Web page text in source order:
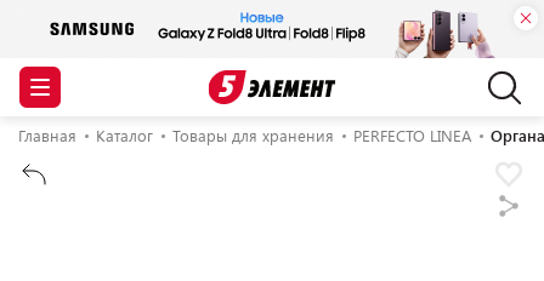
Главная Каталог Товары для хранения PERFECTO LINEA